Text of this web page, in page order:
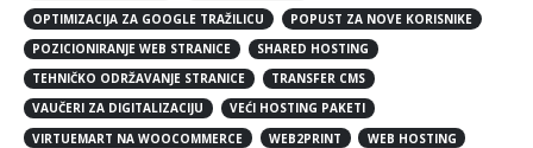
OPTIMIZACIJA ZA GOOGLE TRAŽILICU
POPUST ZA NOVE KORISNIKE
POZICIONIRANJE WEB STRANICE
SHARED HOSTING
TEHNIČKO ODRŽAVANJE STRANICE
TRANSFER CMS
VAUČERI ZA DIGITALIZACIJU
VEĆI HOSTING PAKETI
VIRTUEMART NA WOOCOMMERCE
WEB2PRINT
WEB HOSTING